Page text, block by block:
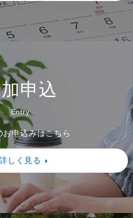
トリー時に申込をしてく
円です。 またエ
9日（土）です。
小・中学生記録会の
加申込フォームに掲載し
ありましたら、３月１３
フォームよりご連絡くだ
ーブル、競技注意事項、
付時間等については事業
しています。ご確認くだ
度事業（大会）予定を
申込
Entry
お申込みはこちら
しく見る